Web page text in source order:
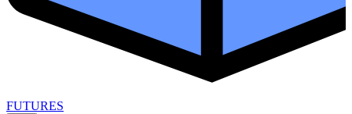
FUTURES